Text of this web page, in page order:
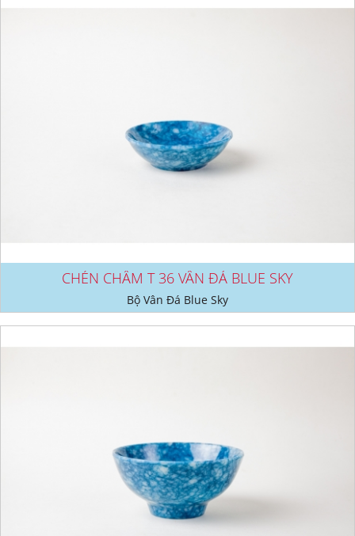
CHÉN CHẤM T 36 VÂN ĐÁ BLUE SKY
Bộ Vân Đá Blue Sky